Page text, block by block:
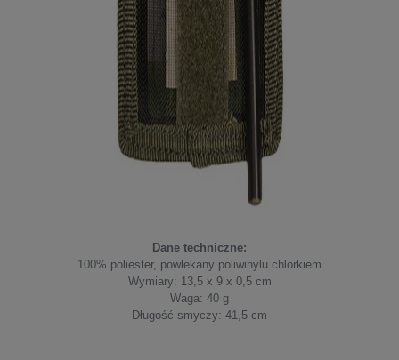
Dane techniczne:
100% poliester, powlekany poliwinylu chlorkiem
Wymiary: 13,5 x 9 x 0,5 cm
Waga: 40 g
Długość smyczy: 41,5 cm